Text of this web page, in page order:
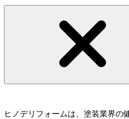
ヒノデリフォームは、塗装業界の